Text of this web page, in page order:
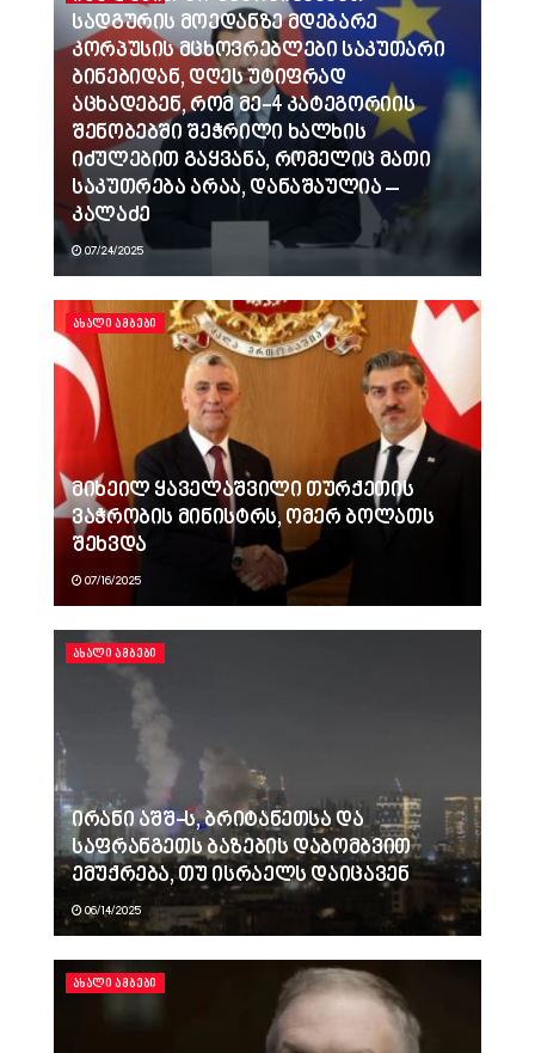
სადგურის მოედანზე მდებარე
კორპუსის მცხოვრებლები საკუთარი
ბინებიდან, დღეს უტიფრად
აცხადებენ, რომ მე-4 კატეგორიის
შენობებში შეჭრილი ხალხის
იძულებით გაყვანა, რომელიც მათი
საკუთრება არაა, დანაშაულია –
კალაძე
07/24/2025
ᲐᲮᲐᲚᲘ ᲐᲛᲑᲔᲑᲘ
მიხეილ ყაველაშვილი თურქეთის
ვაჭრობის მინისტრს, ომერ ბოლათს
შეხვდა
07/16/2025
ᲐᲮᲐᲚᲘ ᲐᲛᲑᲔᲑᲘ
ირანი აშშ-ს, ბრიტანეთსა და
საფრანგეთს ბაზების დაბომბვით
ემუქრება, თუ ისრაელს დაიცავენ
06/14/2025
ᲐᲮᲐᲚᲘ ᲐᲛᲑᲔᲑᲘ